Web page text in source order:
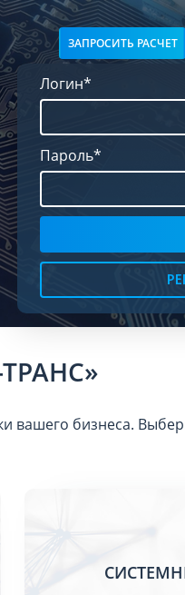
ЗАПРОСИТЬ РАСЧЕТ
Логин*
Пароль*
вашего бизнеса.